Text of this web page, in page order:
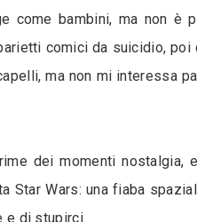
come bambini, ma non è
comici da suicidio, poi
ma non mi interessa
dei momenti nostalgia,
Wars: una fiaba
e di stupirci.